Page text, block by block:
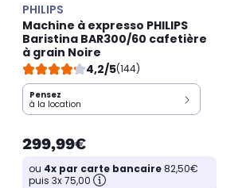
PHILIPS
Machine à expresso PHILIPS
Baristina BAR300/60 cafetière
à grain Noire
4,2/5(144)
Pensez
à la location
299,99€
ou 4x par carte bancaire82,50€
puis 3x 75,00